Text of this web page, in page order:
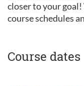
closer to your goal!
course schedules
Course dates